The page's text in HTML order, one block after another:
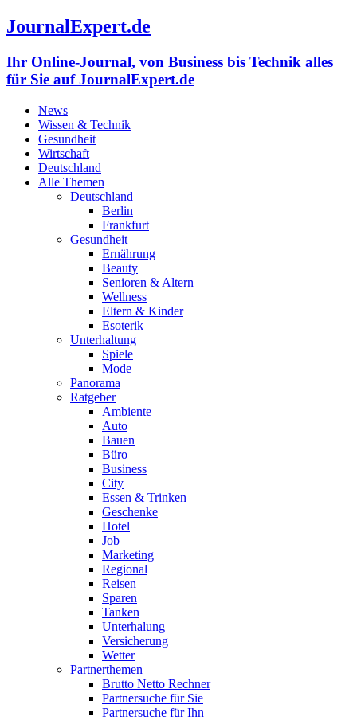
JournalExpert.de
Ihr Online-Journal, von Business bis Technik alles
für Sie auf JournalExpert.de
News
Wissen & Technik
Gesundheit
Wirtschaft
Deutschland
Alle Themen
Deutschland
Berlin
Frankfurt
Gesundheit
Ernährung
Beauty
Senioren & Altern
Wellness
Eltern & Kinder
Esoterik
Unterhaltung
Spiele
Mode
Panorama
Ratgeber
Ambiente
Auto
Bauen
Büro
Business
City
Essen & Trinken
Geschenke
Hotel
Job
Marketing
Regional
Reisen
Sparen
Tanken
Unterhalung
Versicherung
Wetter
Partnerthemen
Brutto Netto Rechner
Partnersuche für Sie
Partnersuche für Ihn